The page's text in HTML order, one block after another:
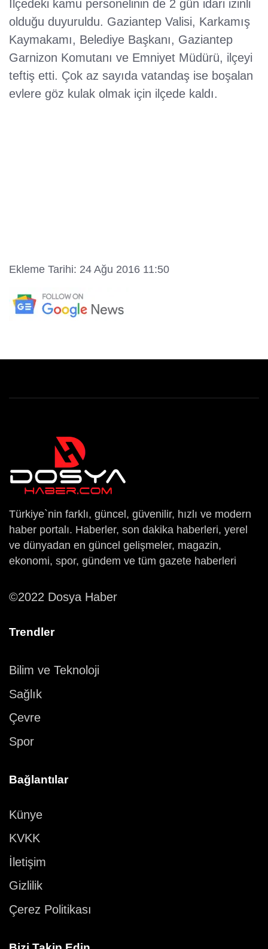
İlçedeki kamu personelinin de 2 gün idari izinli
olduğu duyuruldu. Gaziantep Valisi, Karkamış
Kaymakamı, Belediye Başkanı, Gaziantep
Garnizon Komutanı ve Emniyet Müdürü, ilçeyi
teftiş etti. Çok az sayıda vatandaş ise boşalan
evlere göz kulak olmak için ilçede kaldı.
Ekleme Tarihi: 24 Ağu 2016 11:50
Türkiye`nin farklı, güncel, güvenilir, hızlı ve modern
haber portalı. Haberler, son dakika haberleri, yerel
ve dünyadan en güncel gelişmeler, magazin,
ekonomi, spor, gündem ve tüm gazete haberleri
©2022 Dosya Haber
Trendler
Bilim ve Teknoloji
Sağlık
Çevre
Spor
Bağlantılar
Künye
KVKK
İletişim
Gizlilik
Çerez Politikası